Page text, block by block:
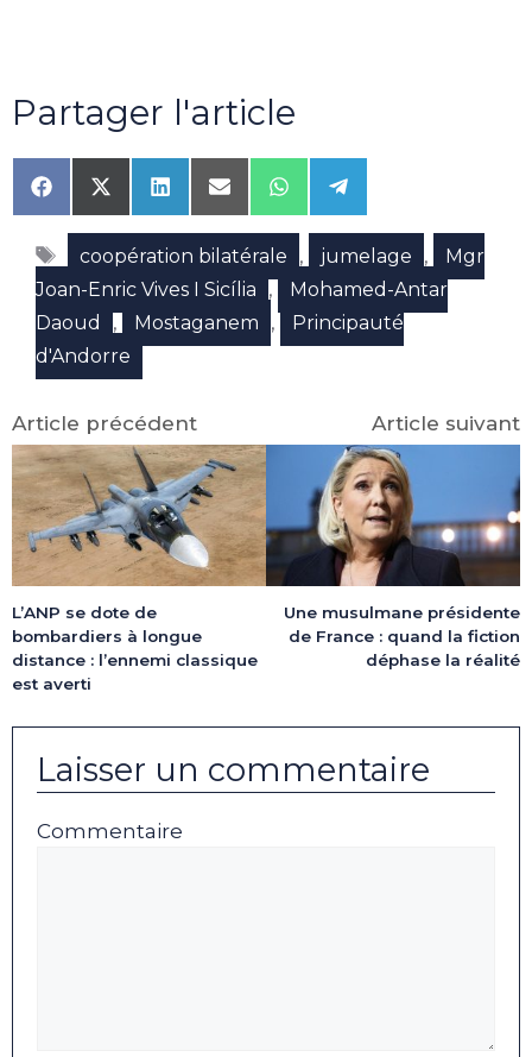
Partager l'article
Share
on
Facebook
Share
on
X
(Twitter)
Share
on
LinkedIn
Share
on
Email
Share
on
WhatsApp
Share
on
Telegram
Étiquettes
coopération bilatérale , jumelage ,
Mgr
Joan-Enric Vives I Sicília
,
Mohamed-Antar
Daoud
, Mostaganem ,
Principauté
d'Andorre
Article précédent
L’ANP se dote de
bombardiers à longue
distance : l’ennemi classique
est averti
Article suivant
Une musulmane présidente
de France : quand la fiction
déphase la réalité
Laisser un commentaire
Commentaire